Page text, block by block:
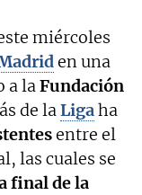
miércoles
en una
a laFundación
de laLigaha
entre el
las cuales se
final de la